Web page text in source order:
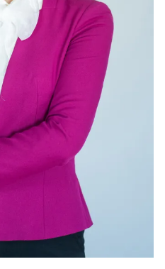
Vươn mình bằng AI
VTV8
English